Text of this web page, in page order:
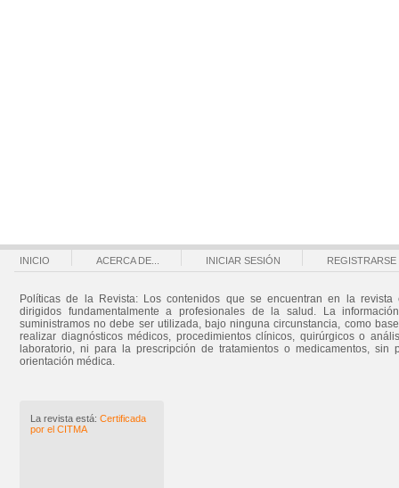
INICIO ACERCA DE... INICIAR SESIÓN REGISTRARSE
Políticas de la Revista: Los contenidos que se encuentran en la revista
dirigidos fundamentalmente a profesionales de la salud. La
suministramos no debe ser utilizada, bajo ninguna circunstancia, como
realizar diagnósticos médicos, procedimientos clínicos, quirúrgicos o
laboratorio, ni para la prescripción de tratamientos o medicamentos, sin
orientación médica.
La revista está: Certificada
por el CITMA